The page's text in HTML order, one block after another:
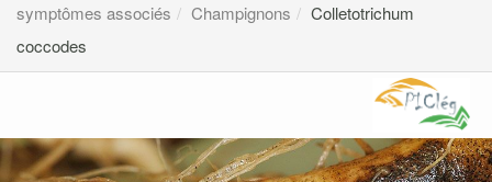
symptômes associés
Champignons
Colletotrichum
coccodes